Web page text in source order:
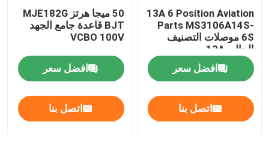
خزانة البضائع الخطرة
13A 6 Position Aviation
Parts MS3106A14S-
6S موصلات التصنيف
الحالي 13A
افضل سعر
اتصل بنا
50 ميجا هرتز MJE182G
BJT قاعدة جامع الجهد
VCBO 100V
افضل سعر
اتصل بنا